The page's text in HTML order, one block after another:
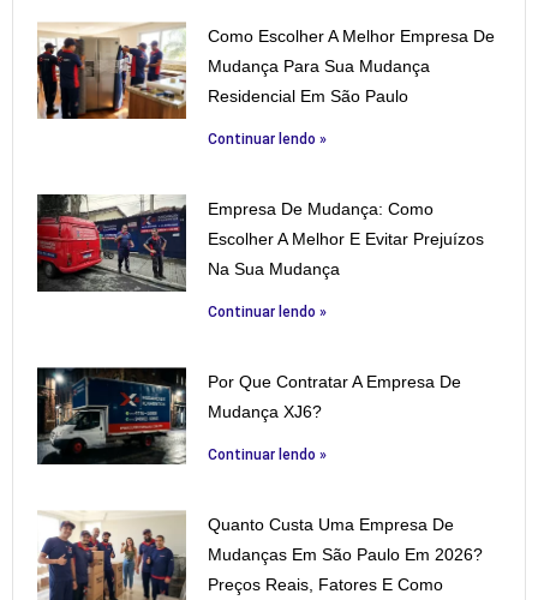
Como Escolher A Melhor Empresa De
Mudança Para Sua Mudança
Residencial Em São Paulo
Continuar lendo »
Empresa De Mudança: Como
Escolher A Melhor E Evitar Prejuízos
Na Sua Mudança
Continuar lendo »
Por Que Contratar A Empresa De
Mudança XJ6?
Continuar lendo »
Quanto Custa Uma Empresa De
Mudanças Em São Paulo Em 2026?
Preços Reais, Fatores E Como